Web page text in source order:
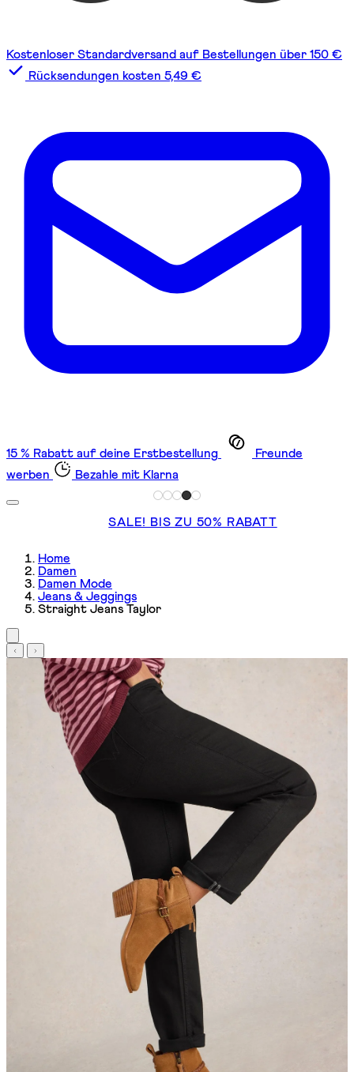
Kostenloser Standardversand auf Bestellungen über 150 €
Rücksendungen kosten 5,49 €
15 % Rabatt auf deine Erstbestellung
Freunde
werben
Bezahle mit Klarna
SALE! BIS ZU 50% RABATT
Home
Damen
Damen Mode
Jeans & Jeggings
Straight Jeans Taylor